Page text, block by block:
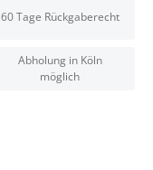
60 Tage Rückgaberecht
Abholung in Köln
möglich